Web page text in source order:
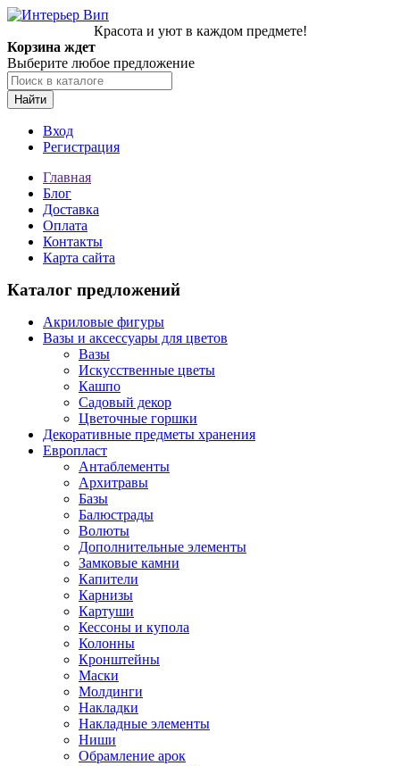
Красота и уют в каждом предмете!
Корзина ждет
Выберите любое предложение
Найти
Вход
Регистрация
Главная
Блог
Доставка
Оплата
Контакты
Карта сайта
Каталог предложений
Акриловые фигуры
Вазы и аксессуары для цветов
Вазы
Искусственные цветы
Кашпо
Садовый декор
Цветочные горшки
Декоративные предметы хранения
Европласт
Антаблементы
Архитравы
Базы
Балюстрады
Волюты
Дополнительные элементы
Замковые камни
Капители
Карнизы
Картуши
Кессоны и купола
Колонны
Кронштейны
Маски
Молдинги
Накладки
Накладные элементы
Ниши
Обрамление арок